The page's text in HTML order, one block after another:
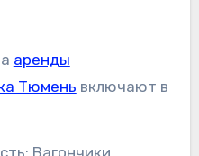
аренды
Тюмень включают в
Вагончики